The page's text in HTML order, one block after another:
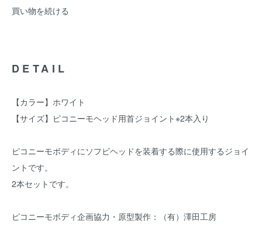
買い物を続ける
DETAIL
【カラー】ホワイト
【サイズ】ピコニーモヘッド用首ジョイント※2本入り
ピコニーモボディにソフビヘッドを装着する際に使用するジョイ
ントです。
2本セットです。
ピコニーモボディ企画協力・原型製作：（有）澤田工房